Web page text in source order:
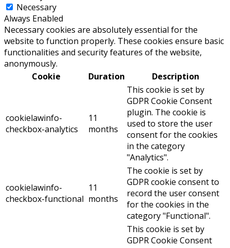
Necessary
Always Enabled
Necessary cookies are absolutely essential for the
website to function properly. These cookies ensure basic
functionalities and security features of the website,
anonymously.
Cookie
Duration Description
cookielawinfo-
checkbox-analytics
11
months
This cookie is set by
GDPR Cookie Consent
plugin. The cookie is
used to store the user
consent for the cookies
in the category
"Analytics".
cookielawinfo-
checkbox-functional
11
months
The cookie is set by
GDPR cookie consent to
record the user consent
for the cookies in the
category "Functional".
This cookie is set by
GDPR Cookie Consent